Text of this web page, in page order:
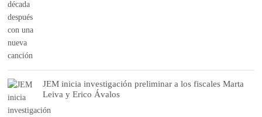
JEM inicia investigación preliminar a los fiscales Marta
Leiva y Erico Ávalos